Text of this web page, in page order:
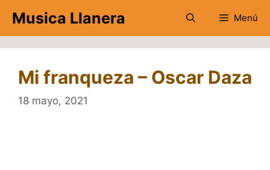
contenido
Musica Llanera Menú
Mi franqueza – Oscar Daza
18 mayo, 2021